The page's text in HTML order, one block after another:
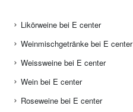
Likörweine bei E center
Weinmischgetränke bei E center
Weissweine bei E center
Wein bei E center
Roseweine bei E center